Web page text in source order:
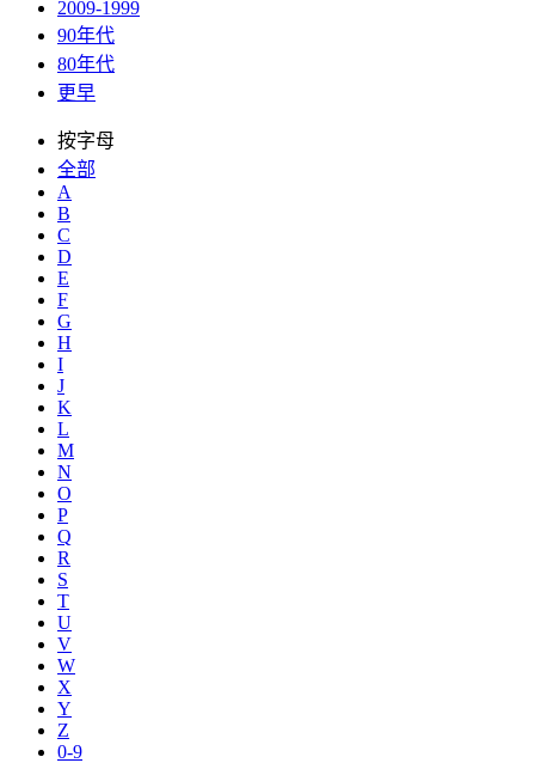
2009-1999
90年代
80年代
更早
按字母
全部
A
B
C
D
E
F
G
H
I
J
K
L
M
N
O
P
Q
R
S
T
U
V
W
X
Y
Z
0-9